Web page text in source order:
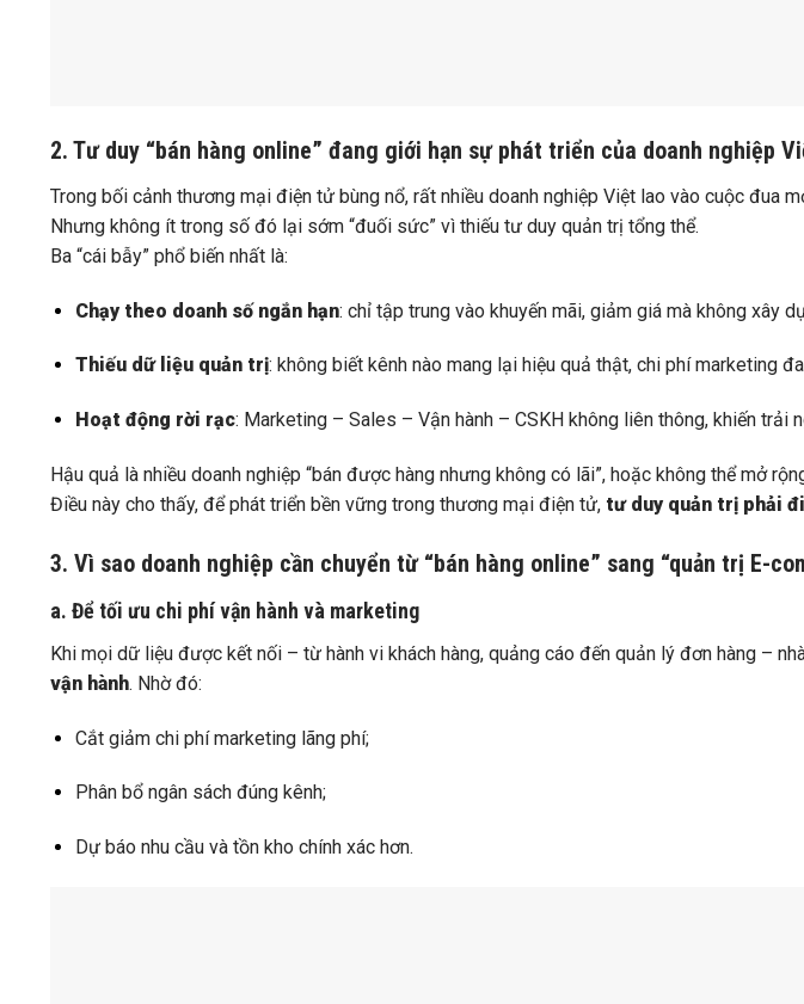
2. Tư duy “bán hàng online” đang giới hạn sự phát triển của doanh nghiệp
Trong bối cảnh thương mại điện tử bùng nổ, rất nhiều doanh nghiệp Việt lao vào cuộc đua
Nhưng không ít trong số đó lại sớm “đuối sức” vì thiếu tư duy quản trị tổng thể.
Ba “cái bẫy” phổ biến nhất là:
Chạy theo doanh số ngắn hạn: chỉ tập trung vào khuyến mãi, giảm giá mà không xây
Thiếu dữ liệu quản trị: không biết kênh nào mang lại hiệu quả thật, chi phí marketing
Hoạt động rời rạc: Marketing – Sales – Vận hành – CSKH không liên thông, khiến trải
Hậu quả là nhiều doanh nghiệp “bán được hàng nhưng không có lãi”, hoặc không thể mở
Điều này cho thấy, để phát triển bền vững trong thương mại điện tử, tư duy quản trị phải
3. Vì sao doanh nghiệp cần chuyển từ “bán hàng online” sang “quản trị E-
a. Để tối ưu chi phí vận hành và marketing
Khi mọi dữ liệu được kết nối – từ hành vi khách hàng, quảng cáo đến quản lý đơn hàng –
vận hành. Nhờ đó:
Cắt giảm chi phí marketing lãng phí;
Phân bổ ngân sách đúng kênh;
Dự báo nhu cầu và tồn kho chính xác hơn.